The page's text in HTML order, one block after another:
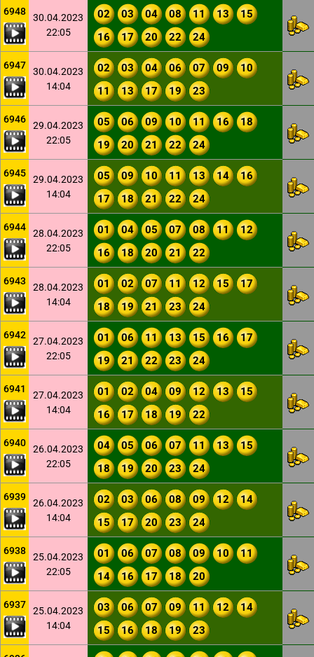
6948
30.04.2023
22:05
02 03 04 08 11 13
15
16
17 20 22 24
6947
30.04.2023
14:04
02 03 04 06 07 09
10
11
13 17 19 23
6946
29.04.2023
22:05
05 06 09 10 11 16
18
19
20 21 22 24
6945
29.04.2023
14:04
05 09 10 11 13 14
16
17
18 21 22 24
6944
28.04.2023
22:05
01 04 05 07 08 11
12
16
18 20 21 22
6943
28.04.2023
14:04
01 02 07 11 12 15
17
18
19 21 23 24
6942
27.04.2023
22:05
01 06 11 13 15 16
17
19
21 22 23 24
6941
27.04.2023
14:04
01 02 04 09 12 13
15
16
17 18 19 22
6940
26.04.2023
22:05
04 05 06 07 11 13
15
18
19 20 23 24
6939
26.04.2023
14:04
02 03 06 08 09 12
14
15
17 20 23 24
6938
25.04.2023
22:05
01 06 07 08 09 10
11
14
16 17 18 20
6937
25.04.2023
14:04
03 06 07 09 11 12
14
15
16 18 19 23